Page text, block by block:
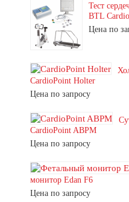
Тест
BTL
Цена по
CardioPoint Holter
Цена по запросу
CardioPoint ABPM
Цена по запросу
монитор Edan F6
Цена по запросу